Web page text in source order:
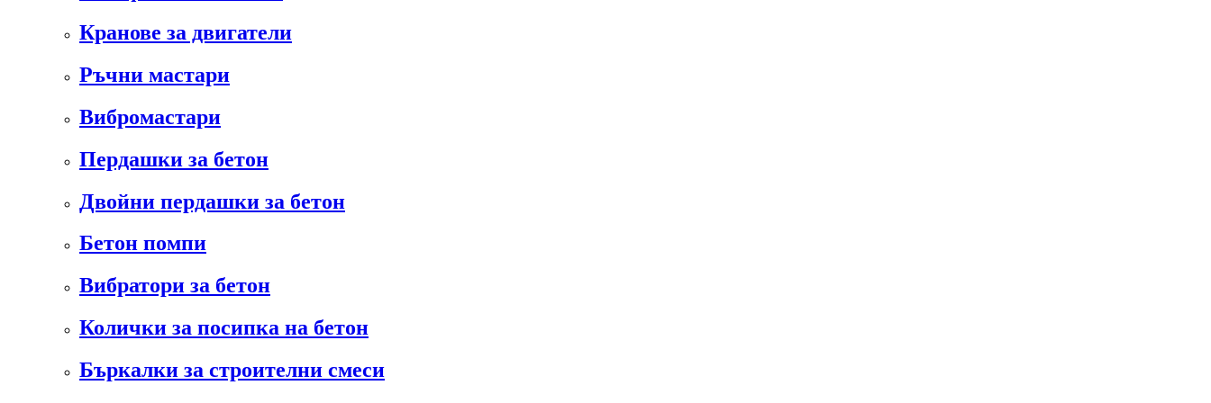
Кранове за двигатели
Ръчни мастари
Вибромастари
Пердашки за бетон
Двойни пердашки за бетон
Бетон помпи
Вибратори за бетон
Колички за посипка на бетон
Бъркалки за строителни смеси